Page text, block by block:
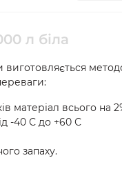
л біла
виготовляється
матеріал всього на
-40 С до +60 С
запаху.